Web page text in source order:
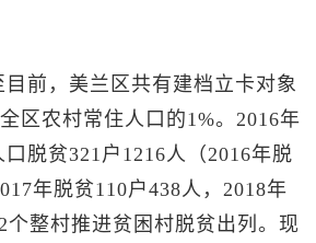
，美兰区共有建档立卡对象
区农村常住人口的1%。2016年
脱贫321户1216人（2016年脱
年脱贫110户438人，2018年
个整村推进贫困村脱贫出列。现